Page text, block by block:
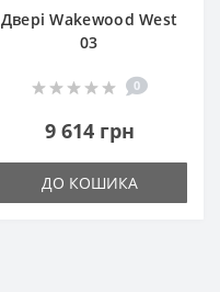
Двері Wakewood West
03
0
9 614 грн
ДО КОШИКА